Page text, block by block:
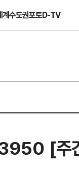
계수도권포토D-TV
[주